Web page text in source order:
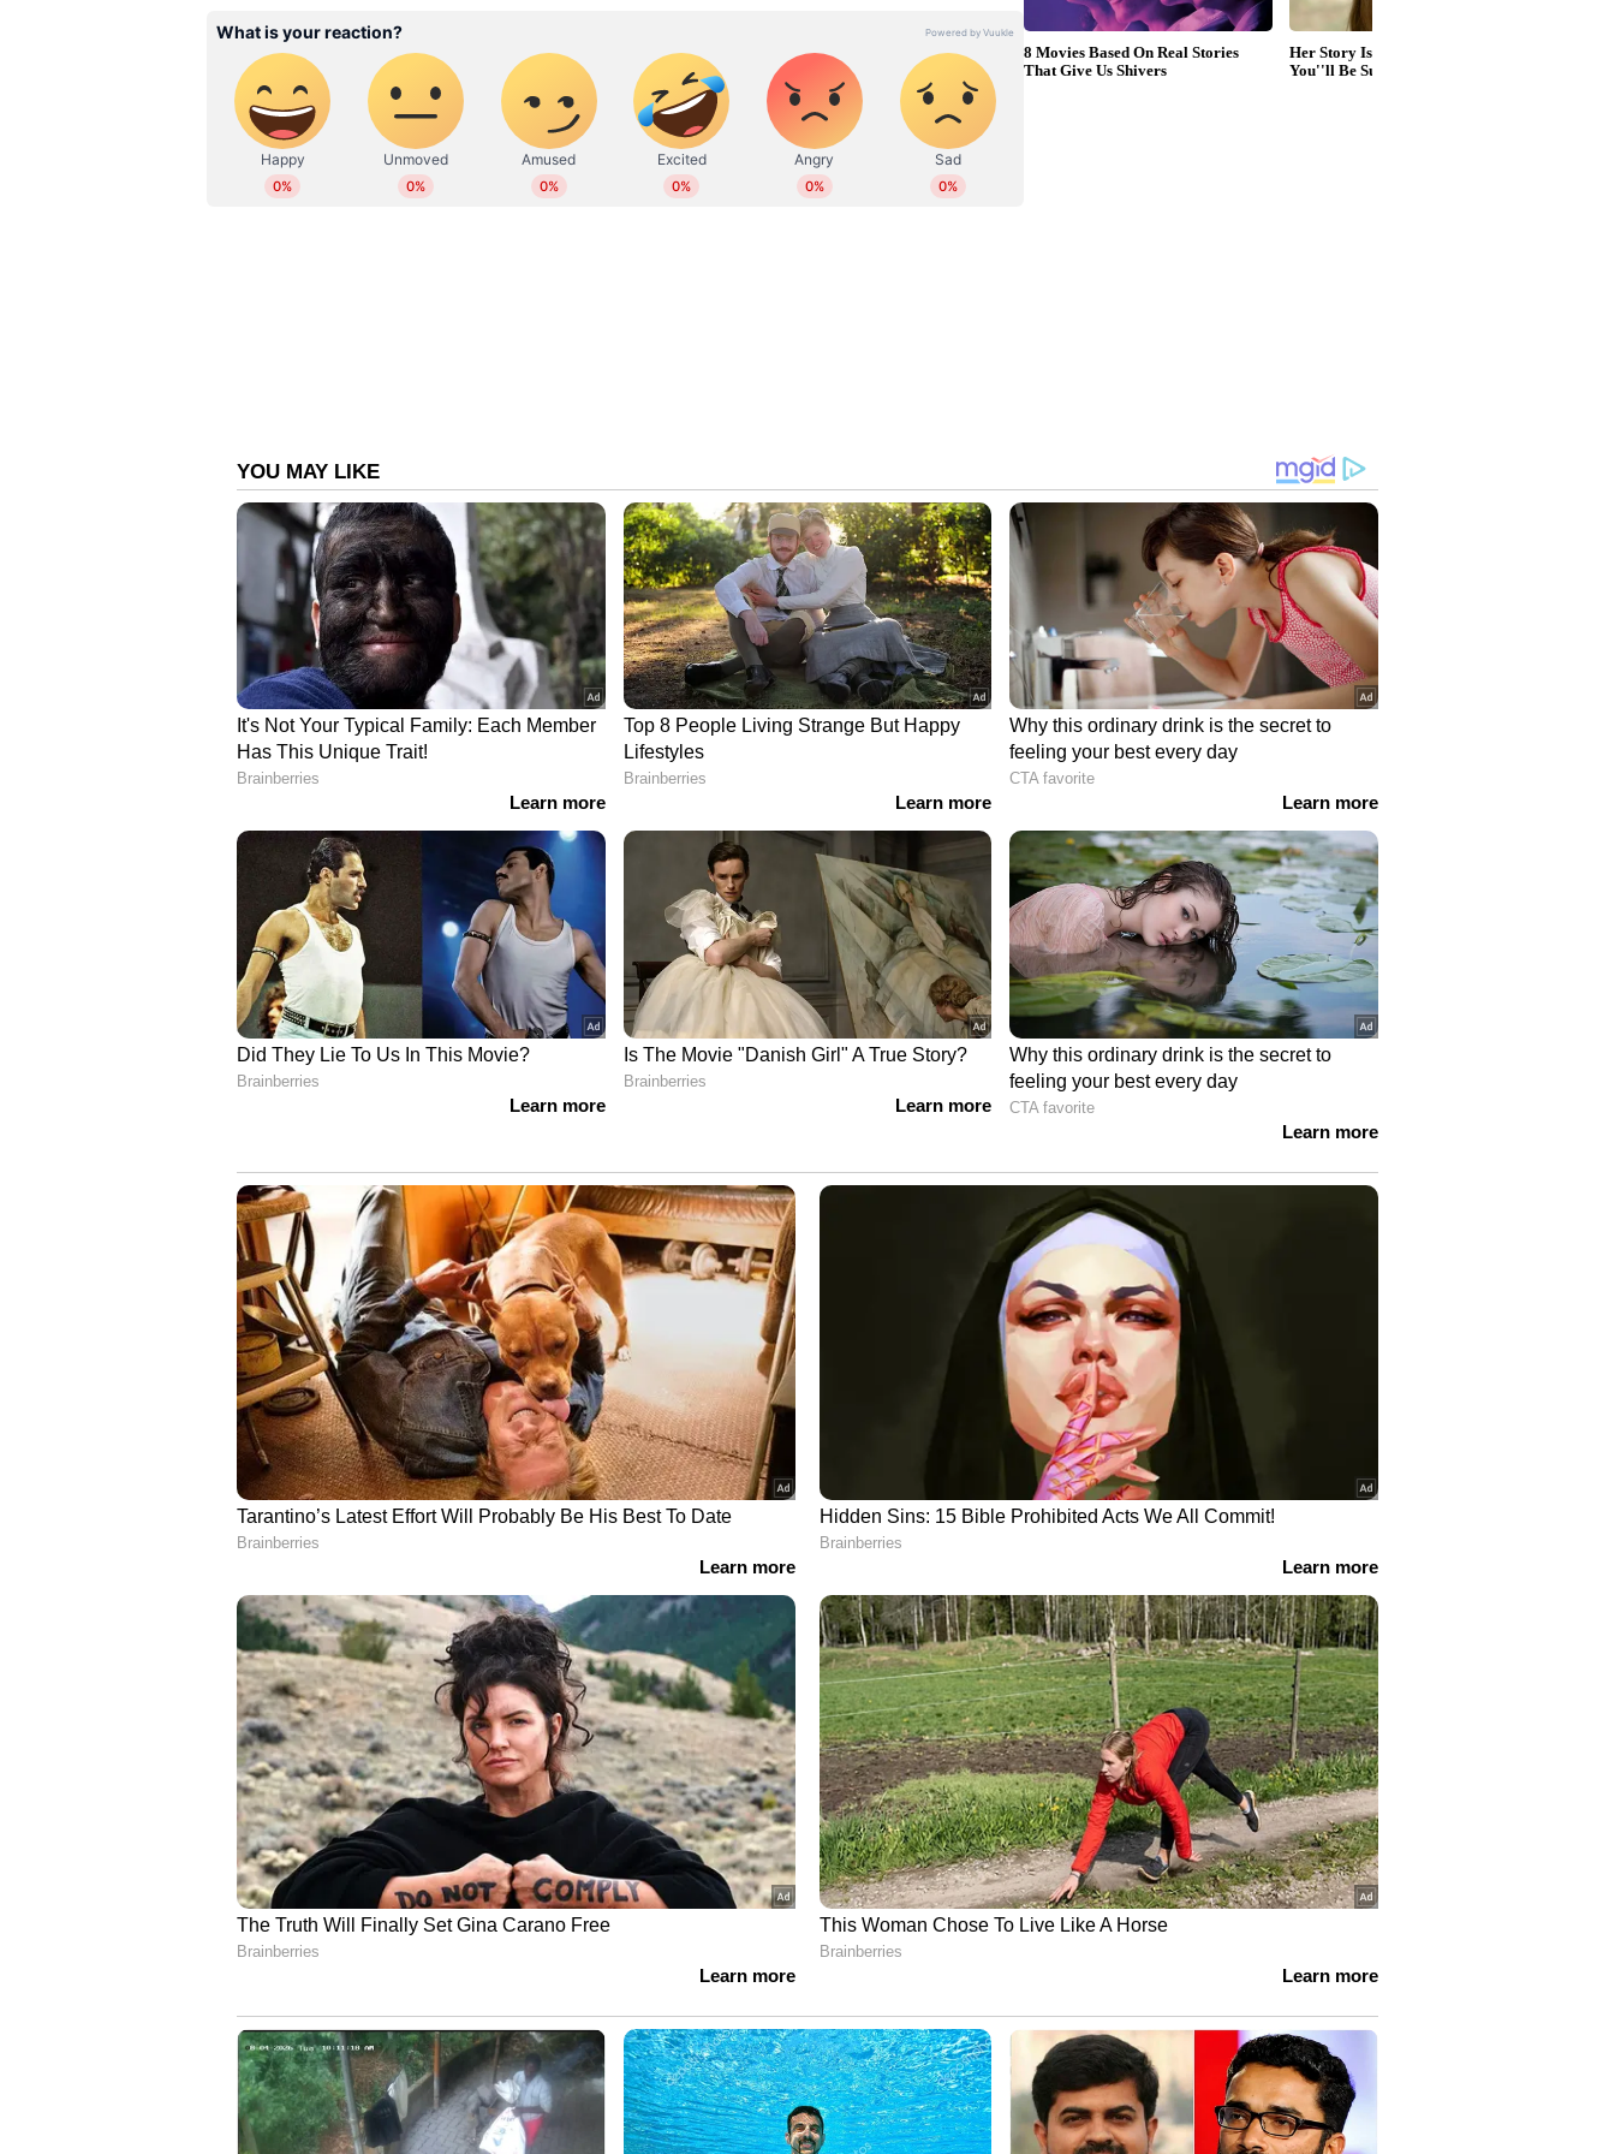
സംശയമൊന്നുമില്ല. ആ സാഹചര്യത്തില്‍ വലിയ ഷോട്ടുകള്‍ കളിക്കേണ്ട
ആവശ്യമുണ്ടായിരുന്നില്ല.'' ഗവാസ്‌കര്‍ പറഞ്ഞു.
ബാറ്റില്‍ ടച്ചുണ്ടായിരുന്നു, ആവേഷും കാര്‍ത്തികും അംപയറും കേട്ടില്ല! ഫഖര്‍
സമാന്‍ നടന്നകന്നു- വീഡിയോ കാണാം
ഇന്ത്യന്‍ ജേഴ്‌സിയില്‍ കോലിയുടെ 100-ാം ടി20 മത്സരമായിരുന്നു പാകിസ്ഥാനെതിരെ
കളിച്ചത്. 2010ല്‍ സിംബാബ്‌വെക്കെതിരെ ആയിരുന്നു കോലിയുടെ ടി20 അരങ്ങേറ്റം.
മൂന്ന് ഫോര്‍മാറ്റിലും 100 മത്സങ്ങള്‍ പൂര്‍ത്തിയാക്കിയ രണ്ടാമത്തെ മാത്രം താരമാണ്
കോലി. മുന്‍ ന്യൂസിലന്‍ഡ് താരം റോസ് ടെയ്‌ലറാണ് നേട്ടം സ്വന്തമാക്കിയ ആദ്യ
ക്രിക്കറ്റര്‍.